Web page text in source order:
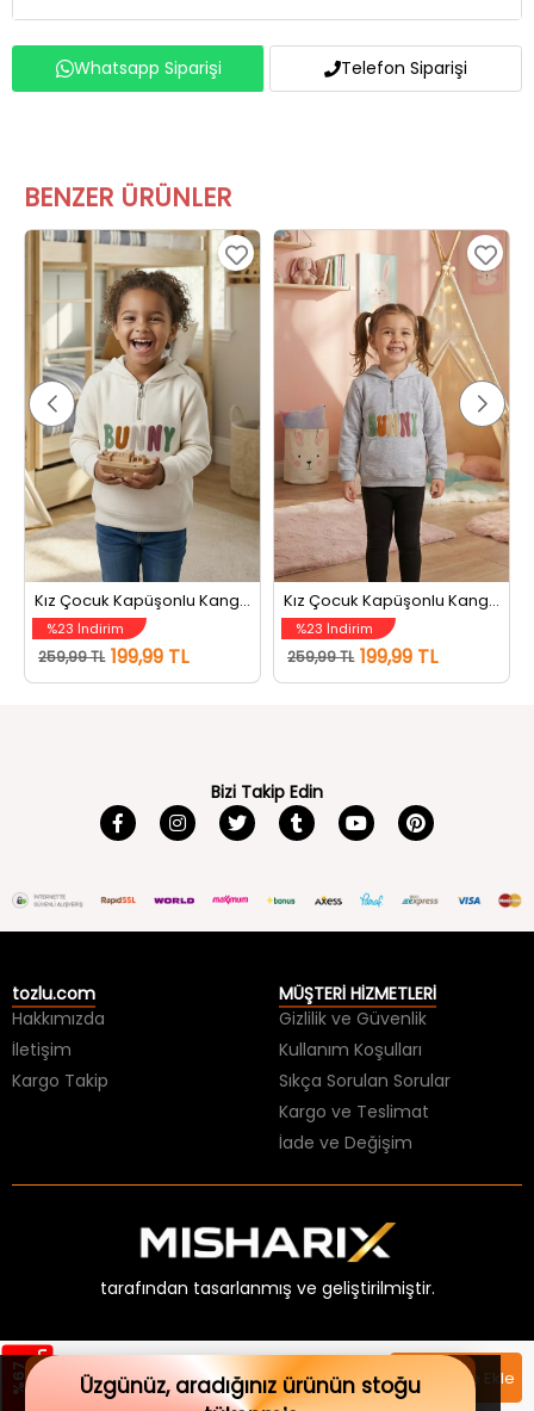
%
6
7
İ
n
d
i
r
im 299,99 TL
99,99 TL
Sepete Ekle
Whatsapp Siparişi Telefon Siparişi
BENZER ÜRÜNLER
Kız Çocuk Kapüşonlu Kanguru Cepli Şardonlu Sweatshirt Krem
%23 İndirim
259,99 TL 199,99 TL
Kız Çocuk Kapüşonlu Kanguru Cepli Şardonlu Sweatshirt Gri
%23 İndirim
259,99 TL 199,99 TL
Bizi Takip Edin
tozlu.com
Hakkımızda
İletişim
Kargo Takip
MÜŞTERİ HİZMETLERİ
Gizlilik ve Güvenlik
Kullanım Koşulları
Sıkça Sorulan Sorular
Kargo ve Teslimat
İade ve Değişim
tarafından tasarlanmış ve geliştirilmiştir.
HER ŞEY 99 TL BİTMESİNE!
Üzgünüz, aradığınız ürünün stoğu